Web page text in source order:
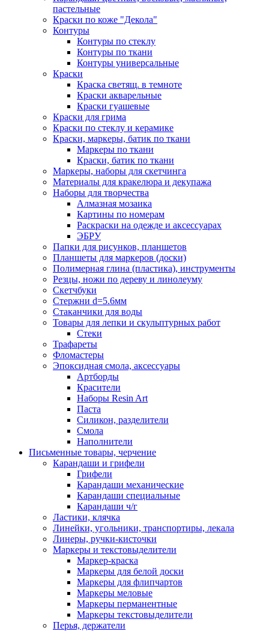
пастельные
Краски по коже "Декола"
Контуры
Контуры по стеклу
Контуры по ткани
Контуры универсальные
Краски
Краска светящ. в темноте
Краски акварельные
Краски гуашевые
Краски для грима
Краски по стеклу и керамике
Краски, маркеры, батик по ткани
Маркеры по ткани
Краски, батик по ткани
Маркеры, наборы для скетчинга
Материалы для кракелюра и декупажа
Наборы для творчества
Алмазная мозаика
Картины по номерам
Раскраски на одежде и аксессуарах
ЭБРУ
Папки для рисунков, планшетов
Планшеты для маркеров (доски)
Полимерная глина (пластика), инструменты
Резцы, ножи по дереву и линолеуму
Скетчбуки
Стержни d=5.6мм
Стаканчики для воды
Товары для лепки и скульптурных работ
Стеки
Трафареты
Фломастеры
Эпоксидная смола, аксессуары
Артборды
Красители
Наборы Resin Art
Паста
Силикон, разделители
Смола
Наполнители
Письменные товары, черчение
Карандаши и грифели
Грифели
Карандаши механические
Карандаши специальные
Карандаши ч/г
Ластики, клячка
Линейки, угольники, транспортиры, лекала
Линеры, ручки-кисточки
Маркеры и текстовыделители
Маркер-краска
Маркеры для белой доски
Маркеры для флипчартов
Маркеры меловые
Маркеры перманентные
Маркеры текстовыделители
Перья, держатели